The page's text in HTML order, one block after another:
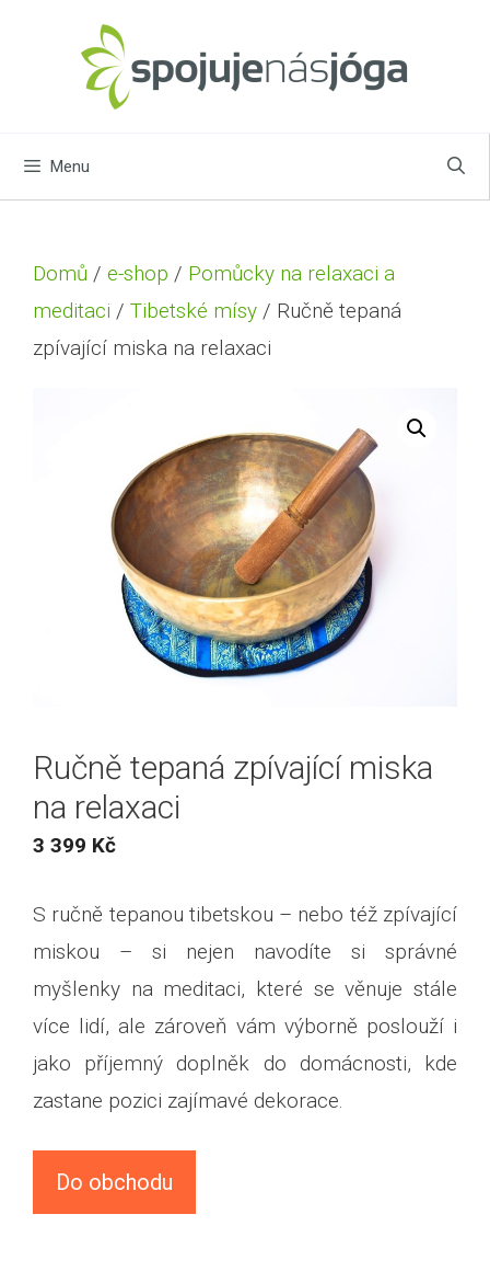
Menu
Domů / e-shop / Pomůcky na relaxaci a
meditaci / Tibetské mísy / Ručně tepaná
zpívající miska na relaxaci
Ručně tepaná zpívající miska
na relaxaci
3 399 Kč
S ručně tepanou tibetskou – nebo též zpívající
miskou – si nejen navodíte si správné
myšlenky na meditaci, které se věnuje stále
více lidí, ale zároveň vám výborně poslouží i
jako příjemný doplněk do domácnosti, kde
zastane pozici zajímavé dekorace.
Do obchodu